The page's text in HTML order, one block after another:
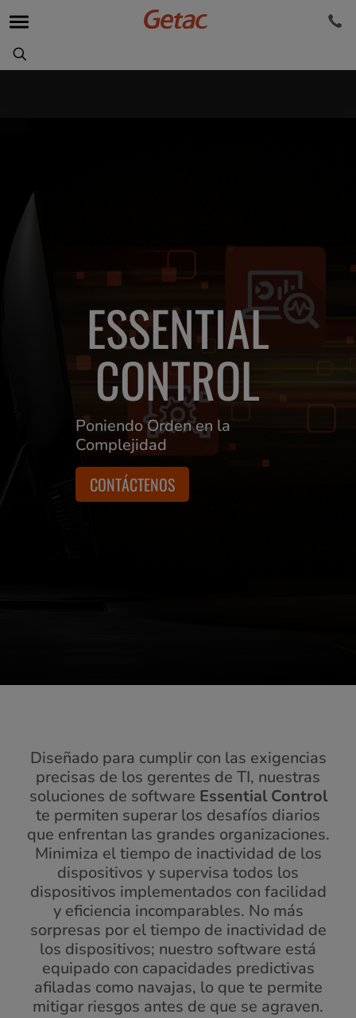
ESSENTIAL
CONTROL
Poniendo Orden en la
Complejidad
CONTÁCTENOS
Diseñado para cumplir con las exigencias
precisas de los gerentes de TI, nuestras
soluciones de software Essential Control
te permiten superar los desafíos diarios
que enfrentan las grandes organizaciones.
Minimiza el tiempo de inactividad de los
dispositivos y supervisa todos los
dispositivos implementados con facilidad
y eficiencia incomparables. No más
sorpresas por el tiempo de inactividad de
los dispositivos; nuestro software está
equipado con capacidades predictivas
afiladas como navajas, lo que te permite
mitigar riesgos antes de que se agraven.